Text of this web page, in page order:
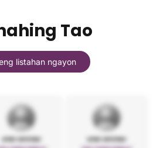
Tao
listahan ngayon